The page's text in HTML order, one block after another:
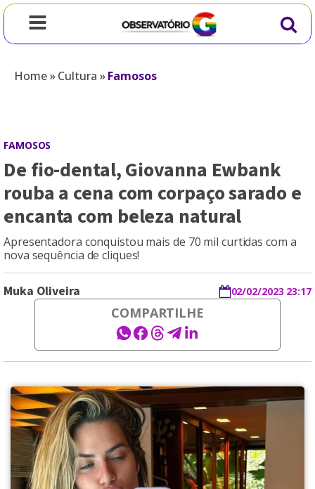
Home»Cultura »Famosos
FAMOSOS
De fio-dental, Giovanna Ewbank
rouba a cena com corpaço sarado e
encanta com beleza natural
Apresentadora conquistou mais de 70 mil curtidas com a
nova sequência de cliques!
Muka Oliveira 02/02/2023 23:17
COMPARTILHE